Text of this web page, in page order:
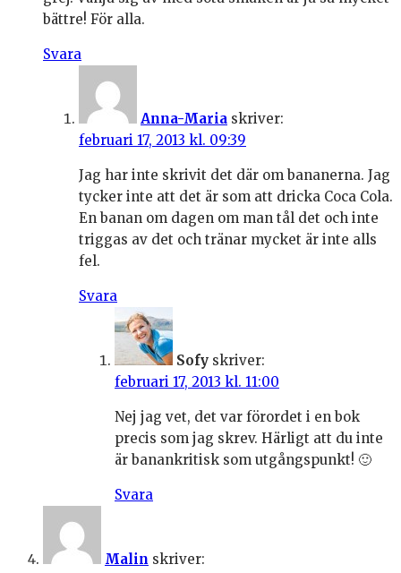
bättre! För alla.
Svara
Anna-Maria skriver:
februari 17, 2013 kl. 09:39
Jag har inte skrivit det där om bananerna. Jag
tycker inte att det är som att dricka Coca Cola.
En banan om dagen om man tål det och inte
triggas av det och tränar mycket är inte alls
fel.
Svara
Sofy skriver:
februari 17, 2013 kl. 11:00
Nej jag vet, det var förordet i en bok
precis som jag skrev. Härligt att du inte
är banankritisk som utgångspunkt! 🙂
Svara
Malin skriver: